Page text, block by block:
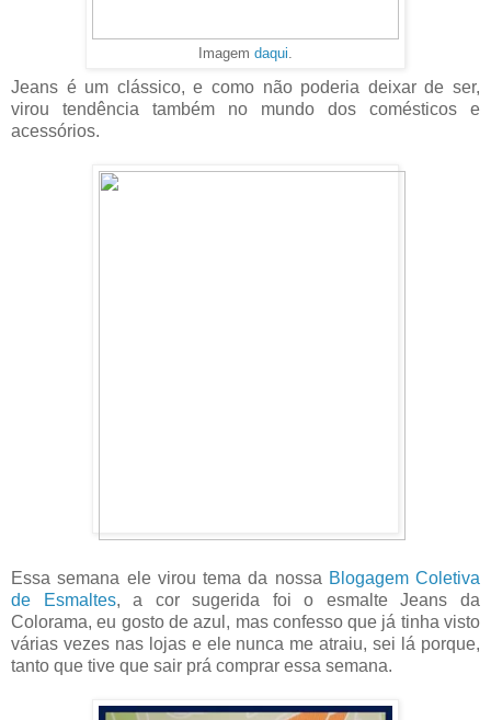
Imagem daqui
Jeans é um clássico, e como não poderia deixar de ser,
virou tendência também no mundo dos comésticos e
acessórios.
Essa semana ele virou tema da nossa Blogagem Coletiva
de Esmaltes, a cor sugerida foi o esmalte Jeans da
Colorama, eu gosto de azul, mas confesso que já tinha visto
várias vezes nas lojas e ele nunca me atraiu, sei lá porque,
tanto que tive que sair prá comprar essa semana.